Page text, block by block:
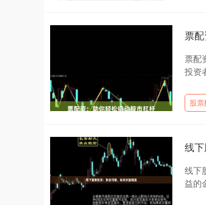
票
票配
投资
股
线
线下
益的